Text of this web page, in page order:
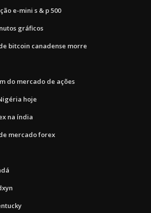
e-mini s & p 500
gráficos
bitcoin canadense morre
do mercado de ações
hoje
na índia
mercado forex